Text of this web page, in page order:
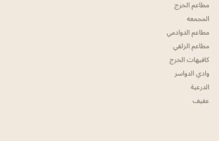
مطاعم الخرج
المجمعه
مطاعم الدوادمي
مطاعم الزلفي
كافيهات الخرج
وادي الدواسر
الدرعية
عفيف